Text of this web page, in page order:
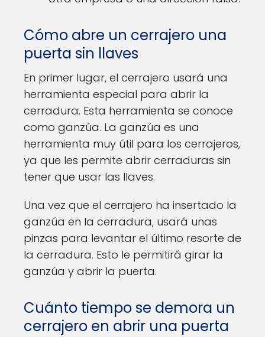
Cómo abre un cerrajero una
puerta sin llaves
En primer lugar, el cerrajero usará una
herramienta especial para abrir la
cerradura. Esta herramienta se conoce
como ganzúa. La ganzúa es una
herramienta muy útil para los cerrajeros,
ya que les permite abrir cerraduras sin
tener que usar las llaves.
Una vez que el cerrajero ha insertado la
ganzúa en la cerradura, usará unas
pinzas para levantar el último resorte de
la cerradura. Esto le permitirá girar la
ganzúa y abrir la puerta.
Cuánto tiempo se demora un
cerrajero en abrir una puerta